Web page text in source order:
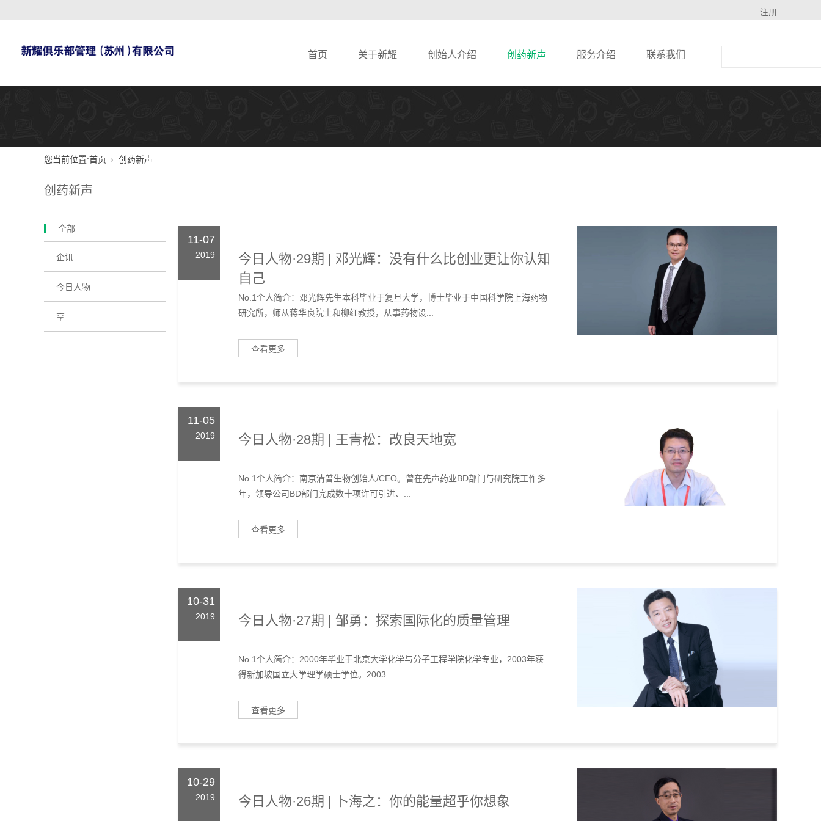
注册
首页 关于新耀 创始人介绍 创药新声 服务介绍 联系我们
您当前位置:首页 创药新声
创药新声
全部
企讯
今日人物
享
11-07
2019
今日人物·29期 | 邓光辉：没有什么比创业更让你认知
自己
No.1个人简介：邓光辉先生本科毕业于复旦大学，博士毕业于中国科学院上海药物
研究所，师从蒋华良院士和柳红教授，从事药物设...
查看更多
11-05
2019 今日人物·28期 | 王青松：改良天地宽
No.1个人简介：南京清普生物创始人/CEO。曾在先声药业BD部门与研究院工作多
年，领导公司BD部门完成数十项许可引进、...
查看更多
10-31
2019 今日人物·27期 | 邹勇：探索国际化的质量管理
No.1个人简介：2000年毕业于北京大学化学与分子工程学院化学专业，2003年获
得新加坡国立大学理学硕士学位。2003...
查看更多
10-29
2019 今日人物·26期 | 卜海之：你的能量超乎你想象